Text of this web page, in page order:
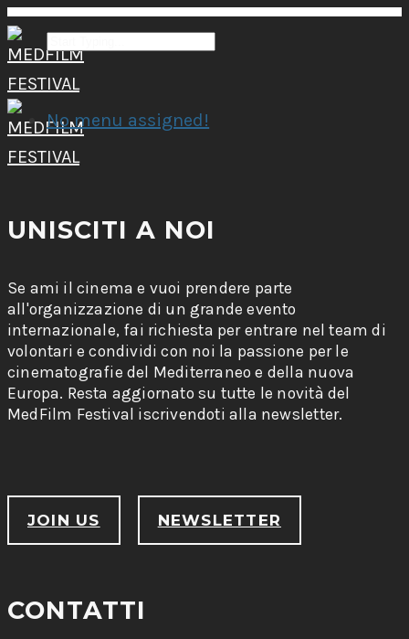
No menu assigned!
UNISCITI A NOI
Se ami il cinema e vuoi prendere parte
all'organizzazione di un grande evento
internazionale, fai richiesta per entrare nel team di
volontari e condividi con noi la passione per le
cinematografie del Mediterraneo e della nuova
Europa. Resta aggiornato su tutte le novità del
MedFilm Festival iscrivendoti alla newsletter.
JOIN US NEWSLETTER
CONTATTI